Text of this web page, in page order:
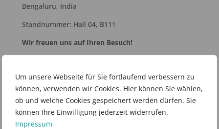
Um unsere Webseite für Sie fortlaufend verbessern zu
können, verwenden wir Cookies. Hier können Sie wählen,
ob und welche Cookies gespeichert werden dürfen. Sie
können Ihre Einwilligung jederzeit widerrufen.
Impressum
Bengaluru, India
Standnummer: Hall 04, B111
Wir freuen uns auf Ihren Besuch!